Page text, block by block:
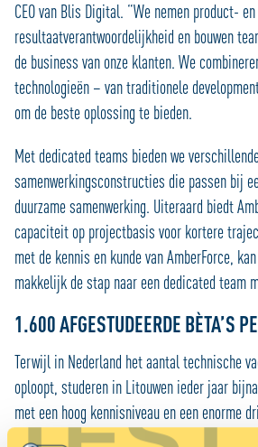
CEO van Blis Digital. “We nemen product- en
resultaatverantwoordelijkheid en bouwen
de business van onze klanten. We
technologieën – van traditionele
om de beste oplossing te bieden.
Met dedicated teams bieden we
samenwerkingsconstructies die passen bij
duurzame samenwerking. Uiteraard biedt
capaciteit op projectbasis voor kortere
met de kennis en kunde van AmberForce,
makkelijk de stap naar een dedicated team
1.600 AFGESTUDEERDE BÈTA’S
Terwijl in Nederland het aantal technische
oploopt, studeren in Litouwen ieder jaar
met een hoog kennisniveau en een enorme
Nederlandse bedrijven toegang te geven tot